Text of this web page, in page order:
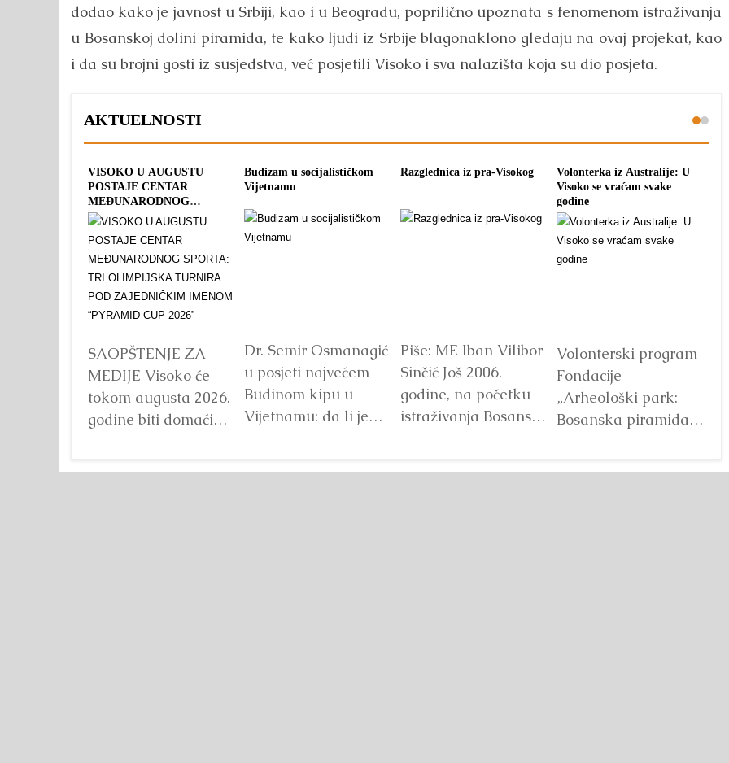
dodao kako je javnost u Srbiji, kao i u Beogradu, poprilično upoznata s fenomenom istraživanja
u Bosanskoj dolini piramida, te kako ljudi iz Srbije blagonaklono gledaju na ovaj projekat, kao
i da su brojni gosti iz susjedstva, već posjetili Visoko i sva nalazišta koja su dio posjeta.
AKTUELNOSTI
VISOKO U AUGUSTU
POSTAJE CENTAR
MEĐUNARODNOG
SPORTA: TRI OLIMPIJSKA
ZAJEDNIČKIM IMENOM
“PYRAMID CUP 2026”
SAOPŠTENJE ZA
MEDIJE Visoko će
tokom augusta 2026.
godine biti domaćin
Budizam u socijalističkom
Vijetnamu
Dr. Semir Osmanagić
u posjeti najvećem
Budinom kipu u
Vijetnamu: da li je
Razglednica iz pra-Visokog
Piše: ME Iban Vilibor
Sinčić Još 2006.
godine, na početku
istraživanja Bosanske
Volonterka iz Australije: U
Visoko se vraćam svake
godine
Volonterski program
Fondacije
„Arheološki park:
Bosanska piramida